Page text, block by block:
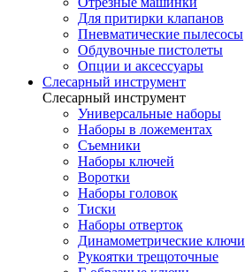
Для притирки клапанов
Пневматические пылесосы
Обдувочные пистолеты
Опции и аксессуары
Слесарный инструмент
Слесарный инструмент
Универсальные наборы
Наборы в ложементах
Съемники
Наборы ключей
Воротки
Наборы головок
Тиски
Наборы отверток
Динамометрические ключи
Рукоятки трещоточные